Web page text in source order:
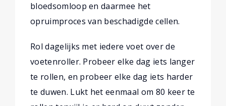
bloedsomloop en daarmee het
opruimproces van beschadigde cellen.
Rol dagelijks met iedere voet over de
voetenroller. Probeer elke dag iets langer
te rollen, en probeer elke dag iets harder
te duwen. Lukt het eenmaal om 80 keer te